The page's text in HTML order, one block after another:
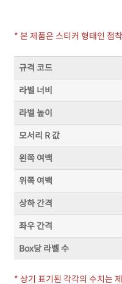
* 본 제품은 스티커 형태인 점
규격 코드
라벨 너비
라벨 높이
모서리 R 값
왼쪽 여백
위쪽 여백
상하 간격
좌우 간격
Box당 라벨 수
* 상기 표기된 각각의 수치는